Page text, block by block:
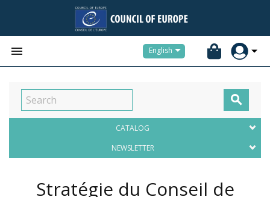
 English

CATALOG
NEWSLETTER
Stratégie du Conseil de